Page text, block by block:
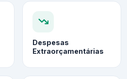
Despesas
Extraorçamentárias